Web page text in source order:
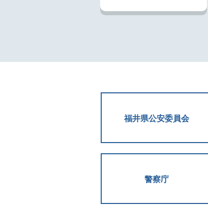
福井県公安委員会
警察庁